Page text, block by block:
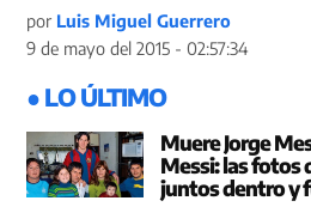
por Luis Miguel Guerrero
9 de mayo del 2015 - 02:57:34
● LO ÚLTIMO
Muere Jorge
Messi: las fotos
juntos dentro y